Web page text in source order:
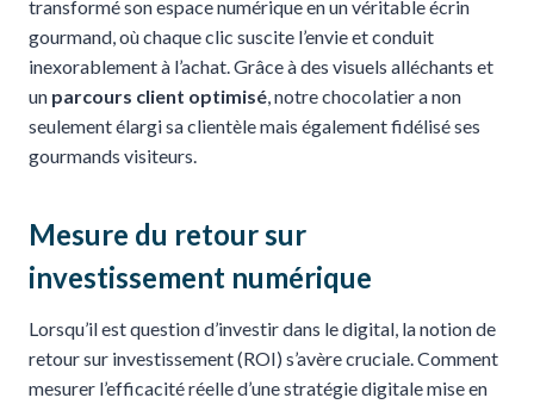
transformé son espace numérique en un véritable écrin
gourmand, où chaque clic suscite l’envie et conduit
inexorablement à l’achat. Grâce à des visuels alléchants et
un parcours client optimisé , notre chocolatier a non
seulement élargi sa clientèle mais également fidélisé ses
gourmands visiteurs.
Mesure du retour sur
investissement numérique
Lorsqu’il est question d’investir dans le digital, la notion de
retour sur investissement (ROI) s’avère cruciale. Comment
mesurer l’efficacité réelle d’une stratégie digitale mise en